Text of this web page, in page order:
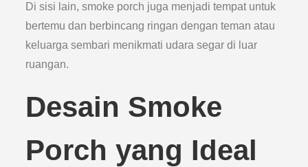
Di sisi lain, smoke porch juga menjadi tempat untuk
bertemu dan berbincang ringan dengan teman atau
keluarga sembari menikmati udara segar di luar
ruangan.
Desain Smoke
Porch yang Ideal